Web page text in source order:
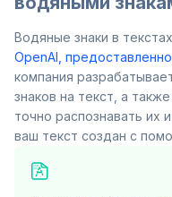
Водяные знаки в
OpenAI,
компания
знаков на текст, а
точно распознавать их
ваш текст создан с